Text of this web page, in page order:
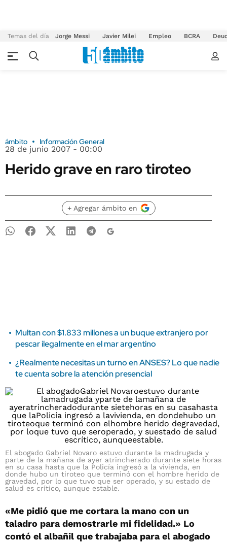
Temas del día Jorge Messi Javier Milei Empleo BCRA
ámbito Información General
28 de junio 2007 - 00:00
Herido grave en raro tiroteo
+ Agregar ámbito en
Multan con $1.833 millones a un buque extranjero por
pescar ilegalmente en el mar argentino
¿Realmente necesitas un turno en ANSES? Lo que nadie
te cuenta sobre la atención presencial
El abogado Gabriel Novaro estuvo durante la madrugada y
parte de la mañana de ayer atrincherado durante siete horas
en su casa hasta que la Policía ingresó a la vivienda, en
donde hubo un tiroteo que terminó con el hombre herido de
gravedad, por lo que tuvo que ser operado, y su estado de
salud es crítico, aunque estable.
«Me pidió que me cortara la mano con un
taladro para demostrarle mi fidelidad.» Lo
contó el albañil que trabajaba para el abogado